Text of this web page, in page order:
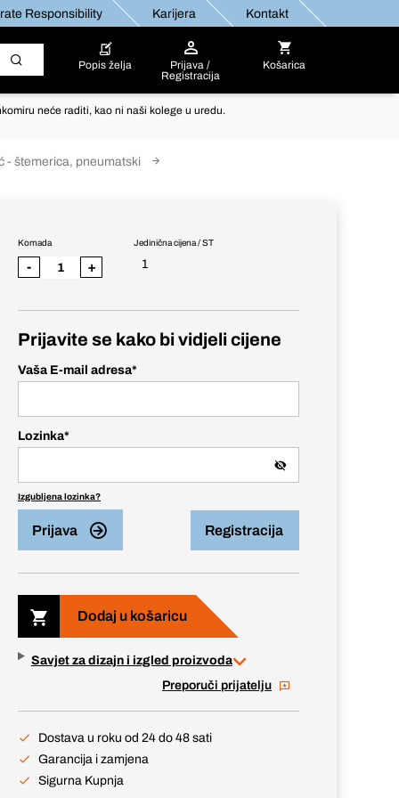
Responsibility Karijera Kontakt
Popis želja
Prijava /
Registracija
Košarica
neće raditi, kao ni naši kolege u uredu.
- štemerica, pneumatski
Jedinična cijena / ST
1
Komada
- +
Prijavite se kako bi vidjeli cijene
Vaša E-mail adresa*
Lozinka*
Izgubljena lozinka?
Prijava Registracija
Dodaj u košaricu
Savjet za dizajn i izgled proizvoda
Preporuči prijatelju
Dostava u roku od 24 do 48 sati
Garancija i zamjena
Sigurna Kupnja